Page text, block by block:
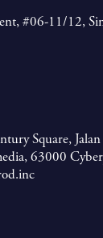
#06-11/12,
Square, Jalan
63000